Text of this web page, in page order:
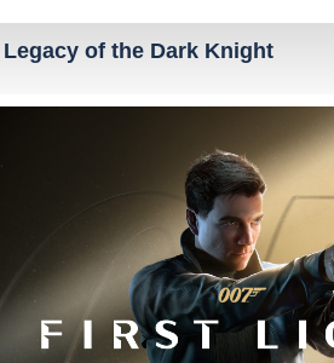
of the Dark Knight